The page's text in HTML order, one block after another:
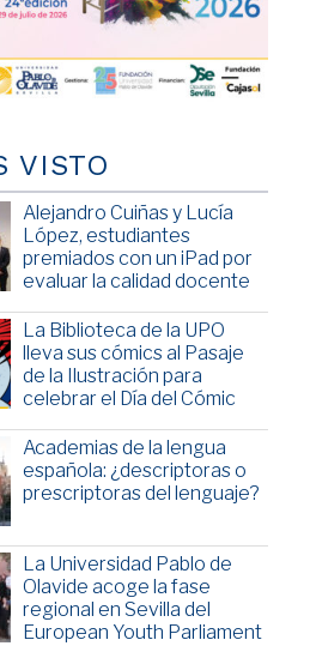
VISTO
Alejandro Cuiñas y Lucía
López, estudiantes
premiados con un iPad por
evaluar la calidad docente
La Biblioteca de la UPO
lleva sus cómics al Pasaje
de la Ilustración para
celebrar el Día del Cómic
Academias de la lengua
española: ¿descriptoras o
prescriptoras del lenguaje?
La Universidad Pablo de
Olavide acoge la fase
regional en Sevilla del
European Youth Parliament